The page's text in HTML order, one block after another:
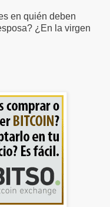
en quién deben
¿En la virgen